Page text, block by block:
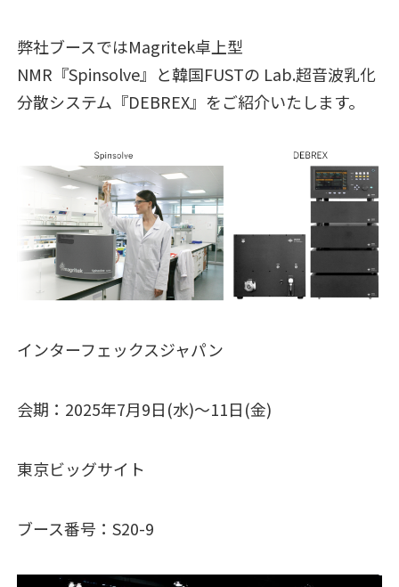
弊社ブースではMagritek卓上型
NMR『Spinsolve』と韓国FUSTの Lab.超音波乳化
分散システム『DEBREX』をご紹介いたします。
インターフェックスジャパン
会期：2025年7月9日(水)～11日(金)
東京ビッグサイト
ブース番号：S20-9